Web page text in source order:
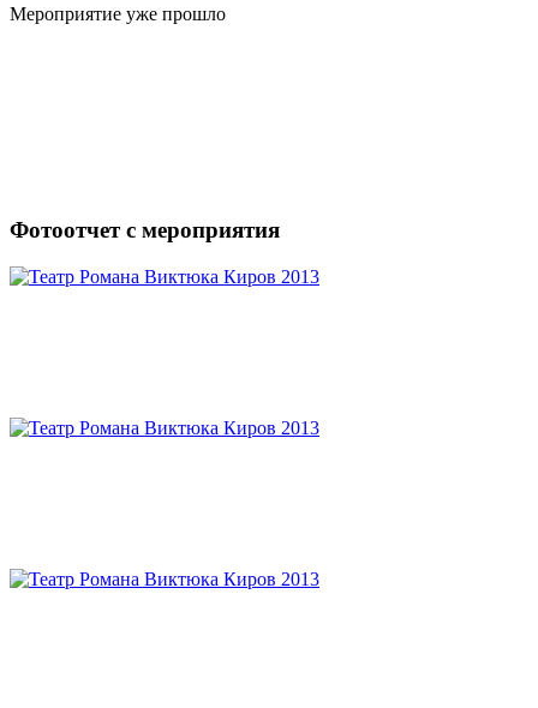
Мероприятие уже прошло
Фотоотчет с мероприятия